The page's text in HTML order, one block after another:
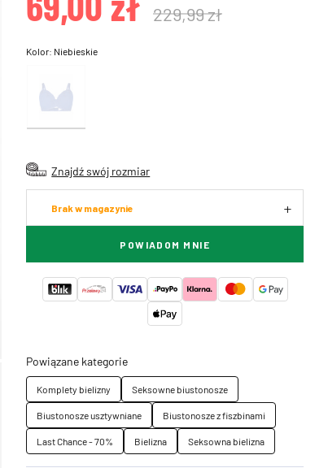
229,99 zł
Kolor: Niebieskie
Znajdź swój rozmiar
Brak w magazynie
POWIADOM MNIE
Powiązane kategorie
Komplety bielizny
Seksowne biustonosze
Biustonosze usztywniane
Biustonosze z fiszbinami
Last Chance - 70%
Bielizna Seksowna bielizna